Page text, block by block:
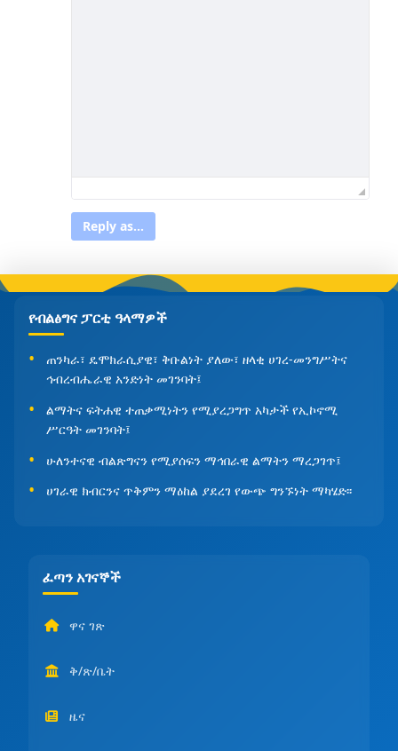
Reply as...
የብልፅግና ፓርቲ ዓላማዎች
ጠንካራ፣ ዴሞክራሲያዊ፣ ቅቡልነት ያለው፣ ዘላቂ ሀገረ-መንግሥትና
ኅብረብሔራዊ አንድነት መገንባት፤
ልማትና ፍትሐዊ ተጠቃሚነትን የሚያረጋግጥ አካታች የኢኮኖሚ
ሥርዓት መገንባት፤
ሁለንተናዊ ብልጽግናን የሚያሰፍን ማኅበራዊ ልማትን ማረጋገጥ፤
ሀገራዊ ክብርንና ጥቅምን ማዕከል ያደረገ የውጭ ግንኙነት ማካሄድ፡፡
ፈጣን አገናኞች
ዋና ገጽ
ቅ/ጽ/ቤት
ዜና